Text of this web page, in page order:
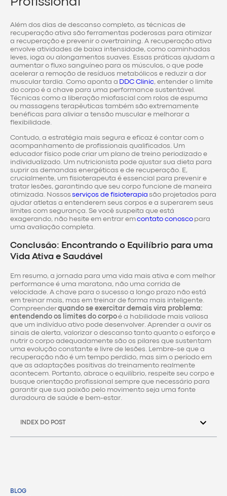
Além dos dias de descanso completo, as técnicas de
recuperação ativa são ferramentas poderosas para otimizar
a recuperação e prevenir o overtraining. A recuperação ativa
envolve atividades de baixa intensidade, como caminhadas
leves, ioga ou alongamentos suaves. Essas práticas ajudam a
aumentar o fluxo sanguíneo para os músculos, o que pode
acelerar a remoção de resíduos metabólicos e reduzir a dor
muscular tardia. Como aponta a DDC Clinic, entender o limite
do corpo é a chave para uma performance sustentável.
Técnicas como a liberação miofascial com rolos de espuma
ou massagens terapêuticas também são extremamente
benéficas para aliviar a tensão muscular e melhorar a
flexibilidade.
Contudo, a estratégia mais segura e eficaz é contar com o
acompanhamento de profissionais qualificados. Um
educador físico pode criar um plano de treino periodizado e
individualizado. Um nutricionista pode ajustar sua dieta para
suprir as demandas energéticas e de recuperação. E,
crucialmente, um fisioterapeuta é essencial para prevenir e
tratar lesões, garantindo que seu corpo funcione de maneira
otimizada. Nossos serviços de fisioterapia são projetados para
ajudar atletas a entenderem seus corpos e a superarem seus
limites com segurança. Se você suspeita que está
exagerando, não hesite em entrar emcontato conosco para
uma avaliação completa.
Conclusão: Encontrando o Equilíbrio para uma
Vida Ativa e Saudável
Em resumo, a jornada para uma vida mais ativa e com melhor
performance é uma maratona, não uma corrida de
velocidade. A chave para o sucesso a longo prazo não está
em treinar mais, mas em treinar de forma mais inteligente.
Compreenderquando se exercitar demais vira problema:
entendendo os limites do corpoé a habilidade mais valiosa
que um indivíduo ativo pode desenvolver. Aprender a ouvir os
sinais de alerta, valorizar o descanso tanto quanto o esforço e
nutrir o corpo adequadamente são os pilares que sustentam
uma evolução constante e livre de lesões. Lembre-se que a
recuperação não é um tempo perdido, mas sim o período em
que as adaptações positivas do treinamento realmente
acontecem. Portanto, abrace o equilíbrio, respeite seu corpo e
busque orientação profissional sempre que necessário para
garantir que sua paixão pelo movimento seja uma fonte
duradoura de saúde e bem-estar.
INDEX DO POST
BLOG